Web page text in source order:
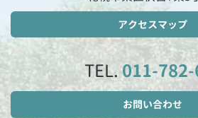
アクセスマップ
TEL.011-
お問い合わせ